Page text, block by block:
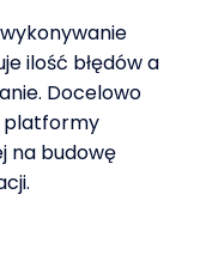
ilość błędów a
Docelowo
platformy
na budowę